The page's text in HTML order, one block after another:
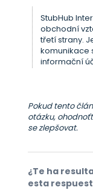
StubHub
obchodní
třetí strany.
komunikace
informační
Pokud tento
otázku,
se zlepšovat.
¿Te ha
esta